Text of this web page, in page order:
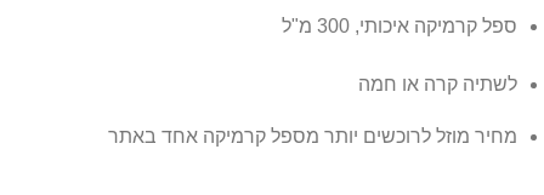
ספל קרמיקה איכותי, 300 מ"ל
לשתיה קרה או חמה
מחיר מוזל לרוכשים יותר מספל קרמיקה אחד באתר